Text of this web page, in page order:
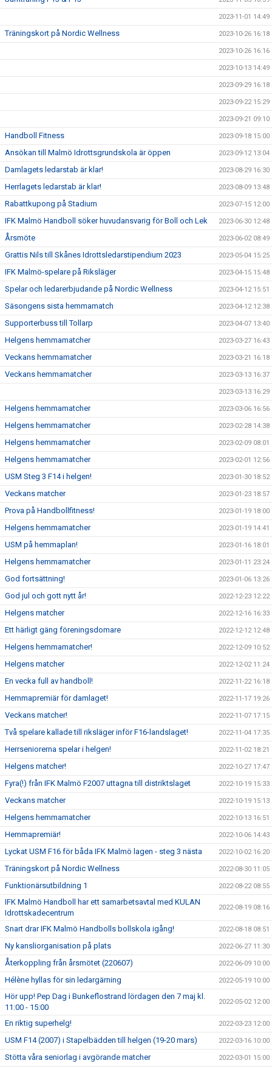
2023-11-01 14:49
Träningskort på Nordic Wellness 2023-10-26 16:18
2023-10-26 16:16
2023-10-13 14:49
2023-09-29 16:18
2023-09-22 15:29
2023-09-21 09:10
Handboll Fitness 2023-09-18 15:00
Ansökan till Malmö Idrottsgrundskola är öppen 2023-09-12 13:04
Damlagets ledarstab är klar! 2023-08-29 16:30
Herrlagets ledarstab är klar! 2023-08-09 13:48
Rabattkupong på Stadium 2023-07-15 12:00
IFK Malmö Handboll söker huvudansvarig för Boll och Lek 2023-06-30 12:48
Årsmöte 2023-06-02 08:49
Grattis Nils till Skånes Idrottsledarstipendium 2023 2023-05-04 15:25
IFK Malmö-spelare på Riksläger 2023-04-15 15:48
Spelar och ledarerbjudande på Nordic Wellness 2023-04-12 15:51
Säsongens sista hemmamatch 2023-04-12 12:38
Supporterbuss till Tollarp 2023-04-07 13:40
Helgens hemmamatcher 2023-03-27 16:43
Veckans hemmamatcher 2023-03-21 16:18
Veckans hemmamatcher 2023-03-13 16:37
2023-03-13 16:29
Helgens hemmamatcher 2023-03-06 16:56
Helgens hemmamatcher 2023-02-28 14:38
Helgens hemmamatcher 2023-02-09 08:01
Helgens hemmamatcher 2023-02-01 12:56
USM Steg 3 F14 i helgen! 2023-01-30 18:52
Veckans matcher 2023-01-23 18:57
Prova på Handbollfitness! 2023-01-19 18:00
Helgens hemmamatcher 2023-01-19 14:41
USM på hemmaplan! 2023-01-16 18:01
Helgens hemmamatcher 2023-01-11 23:24
God fortsättning! 2023-01-06 13:26
God jul och gott nytt år! 2022-12-23 12:22
Helgens matcher 2022-12-16 16:33
Ett härligt gäng föreningsdomare 2022-12-12 12:48
Helgens hemmamatcher! 2022-12-09 10:52
Helgens matcher 2022-12-02 11:24
En vecka full av handboll! 2022-11-22 16:18
Hemmapremiär för damlaget! 2022-11-17 19:26
Veckans matcher! 2022-11-07 17:15
Två spelare kallade till riksläger inför F16-landslaget! 2022-11-04 17:35
Herrseniorerna spelar i helgen! 2022-11-02 18:21
Helgens matcher! 2022-10-27 17:47
Fyra(!) från IFK Malmö F2007 uttagna till distriktslaget 2022-10-19 15:33
Veckans matcher 2022-10-19 15:13
Helgens hemmamatcher 2022-10-13 16:51
Hemmapremiär! 2022-10-06 14:43
Lyckat USM F16 för båda IFK Malmö lagen - steg 3 nästa 2022-10-02 16:20
Träningskort på Nordic Wellness 2022-08-30 11:05
Funktionärsutbildning 1 2022-08-22 08:55
IFK Malmö Handboll har ett samarbetsavtal med KULAN
Idrottskadecentrum
2022-08-19 08:16
Snart drar IFK Malmö Handbolls bollskola igång! 2022-08-18 08:51
Ny kansliorganisation på plats 2022-06-27 11:30
Återkoppling från årsmötet (220607) 2022-06-09 10:00
Hélène hyllas för sin ledargärning 2022-05-19 10:00
Hör upp! Pep Dag i Bunkeflostrand lördagen den 7 maj kl.
11:00 - 15:00
2022-05-02 12:00
En riktig superhelg! 2022-03-23 12:00
USM F14 (2007) i Stapelbädden till helgen (19-20 mars) 2022-03-16 10:00
Stötta våra seniorlag i avgörande matcher 2022-03-01 15:00